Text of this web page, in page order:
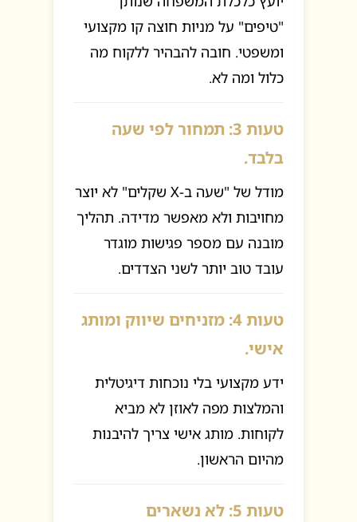
"טיפים" על מניות חוצה קו מקצועי
ומשפטי. חובה להבהיר ללקוח מה
כלול ומה לא.
טעות 3: תמחור לפי שעה
בלבד.
מודל של "שעה ב-X שקלים" לא יוצר
מחויבות ולא מאפשר מדידה. תהליך
מובנה עם מספר פגישות מוגדר
עובד טוב יותר לשני הצדדים.
טעות 4: מזניחים שיווק ומותג
אישי.
ידע מקצועי בלי נוכחות דיגיטלית
והמלצות מפה לאוזן לא מביא
לקוחות. מותג אישי צריך להיבנות
מהיום הראשון.
טעות 5: לא נשארים